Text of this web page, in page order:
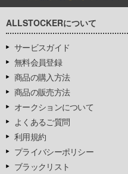
ALLSTOCKERについて
サービスガイド
無料会員登録
商品の購入方法
商品の販売方法
オークションについて
よくあるご質問
利用規約
プライバシーポリシー
ブラックリスト